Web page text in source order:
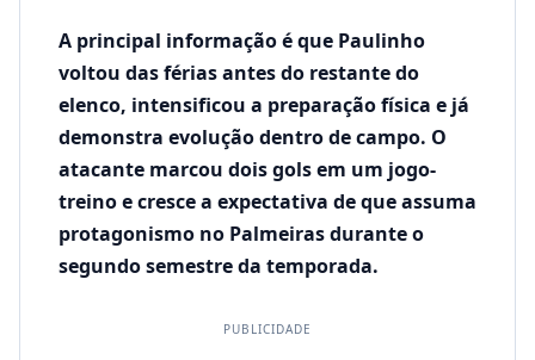
A principal informação é que Paulinho
voltou das férias antes do restante do
elenco, intensificou a preparação física e já
demonstra evolução dentro de campo. O
atacante marcou dois gols em um jogo-
treino e cresce a expectativa de que assuma
protagonismo no Palmeiras durante o
segundo semestre da temporada.
PUBLICIDADE